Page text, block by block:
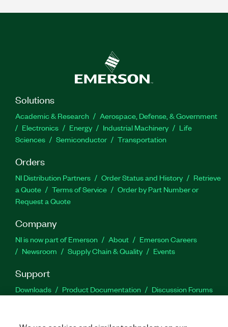
Solutions
Academic & Research
Aerospace, Defense, & Government
Electronics
Energy Industrial Machinery
Life
Sciences
Semiconductor Transportation
Orders
NI Distribution Partners Order Status and History
Retrieve
a Quote
Terms of Service
Order by Part Number or
Request a Quote
Company
NI is now part of Emerson About
Emerson Careers
Newsroom
Supply Chain & Quality Events
Support
Downloads Product Documentation
Discussion Forums